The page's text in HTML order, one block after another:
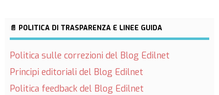
📄 POLITICA DI TRASPARENZA E LINEE GUIDA
Politica sulle correzioni del Blog Edilnet
Principi editoriali del Blog Edilnet
Politica feedback del Blog Edilnet